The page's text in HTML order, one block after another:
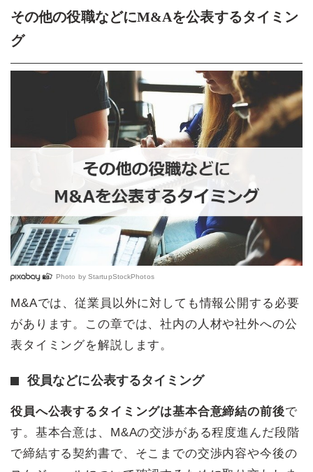
その他の役職などにM&Aを公表するタイミン
グ
Photo by StartupStockPhotos
M&Aでは、従業員以外に対しても情報公開する必要
があります。この章では、社内の人材や社外への公
表タイミングを解説します。
役員などに公表するタイミング
役員へ公表するタイミングは基本合意締結の前後で
す。基本合意は、M&Aの交渉がある程度進んだ段階
で締結する契約書で、そこまでの交渉内容や今後の